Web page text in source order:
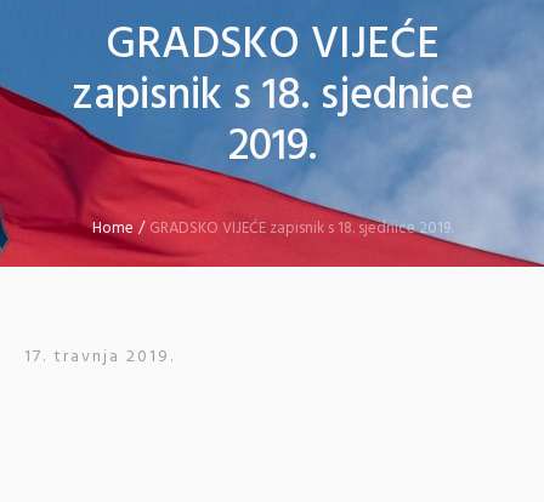
GRADSKO VIJEĆE
zapisnik s 18. sjednice
2019.
Home /GRADSKO VIJEĆE zapisnik s 18. sjednice 2019.
17. travnja 2019.